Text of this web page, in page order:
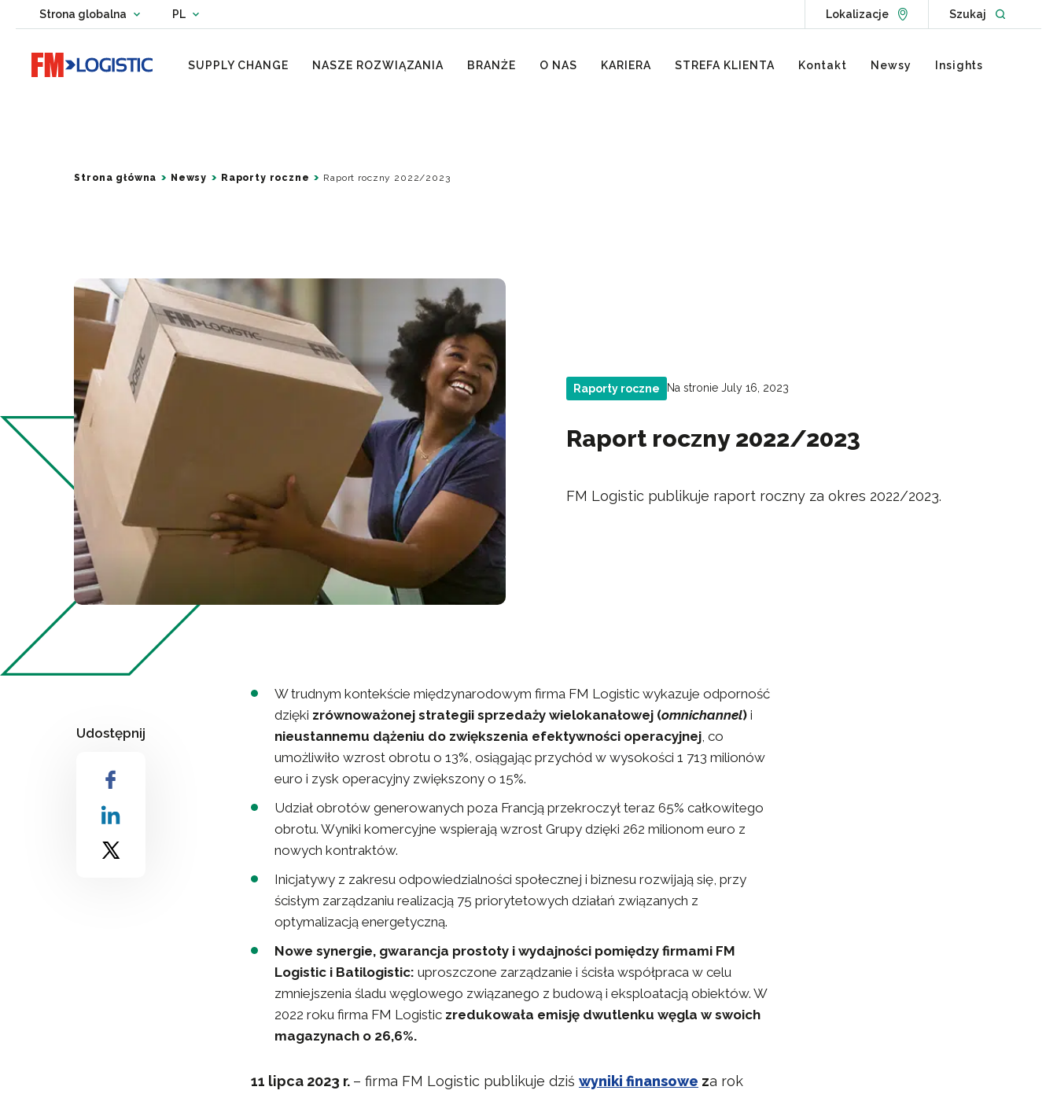
Strona globalna Change country website
PL
Change language LokalizacjeGo to Locations page
Szukaj Open
Go to home page
SUPPLY CHANGE NASZE ROZWIĄZANIA BRANŻE O NAS KARIERA STREFA KLIENTA Kontakt Newsy Insights
Strona główna Newsy Raporty roczne Raport roczny 2022/2023
Raporty roczne Na stronie July 16, 2023
Raport roczny 2022/2023
FM Logistic publikuje raport roczny za okres 2022/2023.
Udostępnij
W trudnym kontekście międzynarodowym firma FM Logistic wykazuje odporność
dzięki zrównoważonej strategii sprzedaży wielokanałowej (omnichannel) i
nieustannemu dążeniu do zwiększenia efektywności operacyjnej, co
umożliwiło wzrost obrotu o 13%, osiągając przychód w wysokości 1 713 milionów
euro i zysk operacyjny zwiększony o 15%.
Udział obrotów generowanych poza Francją przekroczył teraz 65% całkowitego
obrotu. Wyniki komercyjne wspierają wzrost Grupy dzięki 262 milionom euro z
nowych kontraktów.
Inicjatywy z zakresu odpowiedzialności społecznej i biznesu rozwijają się, przy
ścisłym zarządzaniu realizacją 75 priorytetowych działań związanych z
optymalizacją energetyczną.
Nowe synergie, gwarancja prostoty i wydajności pomiędzy firmami FM
Logistic i Batilogistic: uproszczone zarządzanie i ścisła współpraca w celu
zmniejszenia śladu węglowego związanego z budową i eksploatacją obiektów. W
2022 roku firma FM Logistic zredukowała emisję dwutlenku węgla w swoich
magazynach o 26,6%.
11 lipca 2023 r. – firma FM Logistic publikuje dziśwyniki finansowe za rok